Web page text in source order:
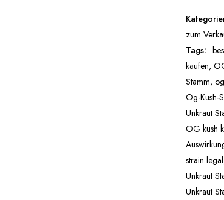
zum
Tags:
kaufen,
Stamm,
Og-Kush-
Unkraut
OG kush
strain legal
Unkraut
Unkraut